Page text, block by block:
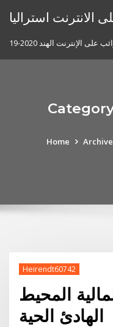
الانترنت استراليا
الإنترنت الهند 2020-19
Home
Heirendt60742
المحيط
الهادئ الحية